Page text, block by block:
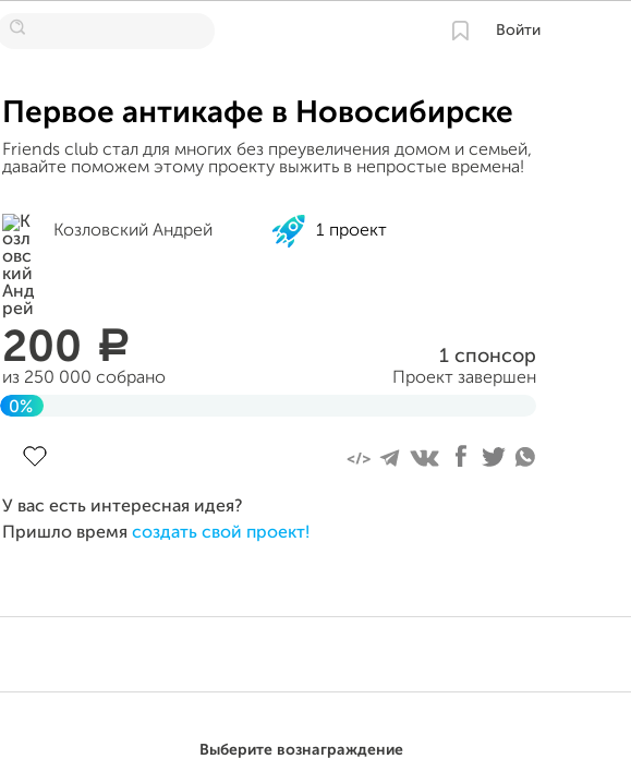
Войти
Первое антикафе в Новосибирске
Friends club стал для многих без преувеличения домом и семьей,
давайте поможем этому проекту выжить в непростые времена!
Козловский Андрей 1 проект
200 a
из 250 000 собрано
1 спонсор
Проект завершен
0%
У вас есть интересная идея?
Пришло время создать свой проект!
Выберите вознаграждение